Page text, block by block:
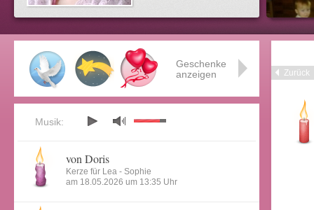
Zurück
Geschenke
anzeigen
Musik:
von Doris
Kerze für Lea - Sophie
am 18.05.2026 um 13:35 Uhr